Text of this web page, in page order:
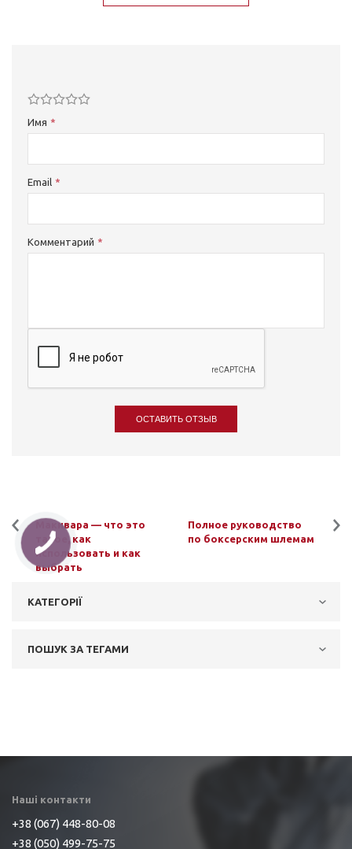
Имя
Email
Комментарий
ОСТАВИТЬ ОТЗЫВ
Макивара — что это
такое, как
использовать и как
выбрать
Полное руководство
по боксерским шлемам
КАТЕГОРІЇ
ПОШУК ЗА ТЕГАМИ
Наші контакти
+38 (067) 448-80-08
+38 (050) 499-75-75